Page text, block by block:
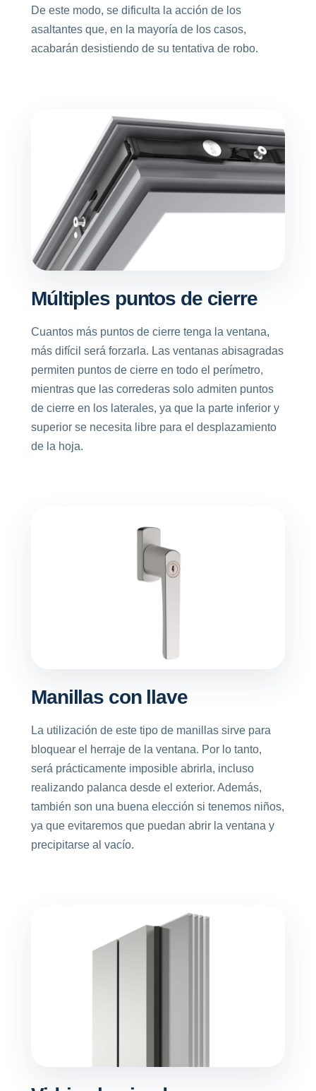
De este modo, se dificulta la acción de los
asaltantes que, en la mayoría de los casos,
acabarán desistiendo de su tentativa de robo.
Múltiples puntos de cierre
Cuantos más puntos de cierre tenga la ventana,
más difícil será forzarla. Las ventanas abisagradas
permiten puntos de cierre en todo el perímetro,
mientras que las correderas solo admiten puntos
de cierre en los laterales, ya que la parte inferior y
superior se necesita libre para el desplazamiento
de la hoja.
Manillas con llave
La utilización de este tipo de manillas sirve para
bloquear el herraje de la ventana. Por lo tanto,
será prácticamente imposible abrirla, incluso
realizando palanca desde el exterior. Además,
también son una buena elección si tenemos niños,
ya que evitaremos que puedan abrir la ventana y
precipitarse al vacío.